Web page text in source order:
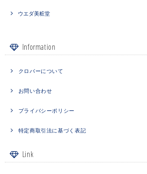
ウエダ美粧堂
Information
クロバーについて
お問い合わせ
プライバシーポリシー
特定商取引法に基づく表記
Link